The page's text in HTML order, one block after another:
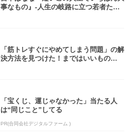
事なもの』-人生の岐路に立つ若者たち
「筋トレすぐにやめてしまう問題」の解
決方法を見つけた！まではいいもの
「宝くじ、運じゃなかった」当たる人
は“同じこと”してる
PR(合同会社デジタルファーム )